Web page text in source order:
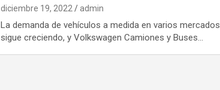
diciembre 19, 2022 admin
La demanda de vehículos a medida en varios mercados
sigue creciendo, y Volkswagen Camiones y Buses…